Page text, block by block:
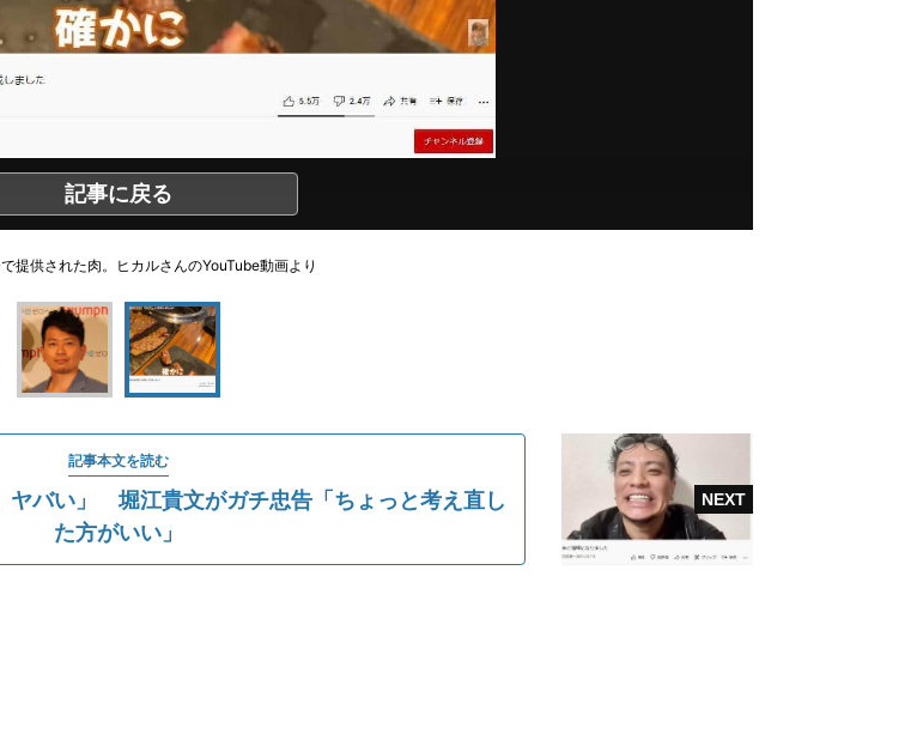
記事に戻る
提供された肉。ヒカルさんのYouTube動画より
記事本文を読む
ヤバい」 堀江貴文がガチ忠告「ちょっと考え直し
た方がいい」